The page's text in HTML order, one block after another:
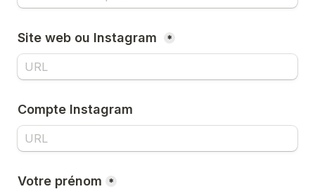
Site web ou Instagram *
Compte Instagram
Votre prénom *